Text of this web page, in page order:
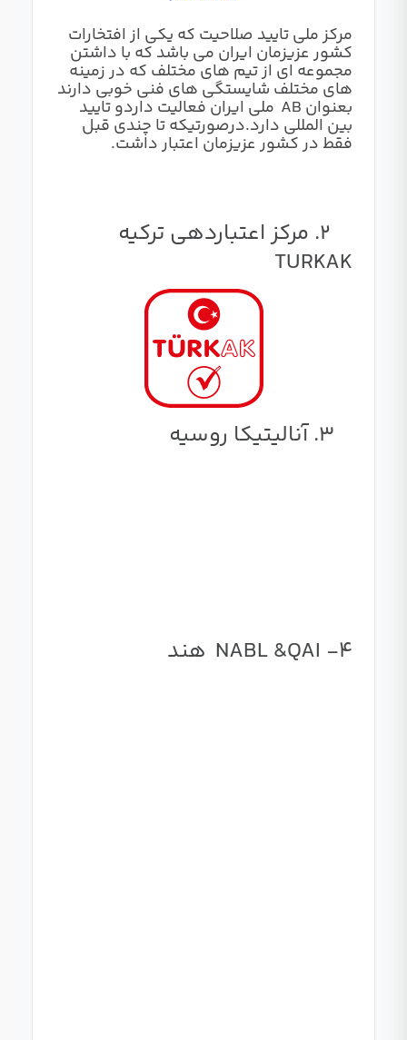
مرکز ملی تایید صلاحیت که یکی از افتخارات
کشور عزیزمان ایران می باشد که با داشتن
مجموعه ای از تیم های مختلف که در زمینه
های مختلف شایستگی های فنی خوبی دارند
بعنوان AB ملی ایران فعالیت داردو تایید
بین المللی دارد.درصورتیکه تا چندی قبل
فقط در کشور عزیزمان اعتبار داشت.
2. مرکز اعتباردهی ترکیه
TURKAK
4- NABL &QAI هند